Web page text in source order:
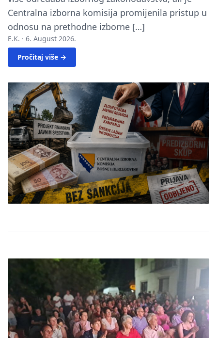
Centralna izborna komisija promijenila pristup u
odnosu na prethodne izborne […]
E.K. · 6. August 2026.
Pročitaj više →